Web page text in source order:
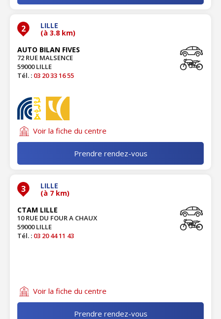
2 LILLE
(à 3.8 km)
AUTO BILAN FIVES
72 RUE MALSENCE
59000 LILLE
Tél. : 03 20 33 16 55
Voir la fiche du centre
Prendre rendez-vous
3 LILLE
(à 7 km)
CTAM LILLE
10 RUE DU FOUR A CHAUX
59000 LILLE
Tél. : 03 20 44 11 43
Voir la fiche du centre
Prendre rendez-vous